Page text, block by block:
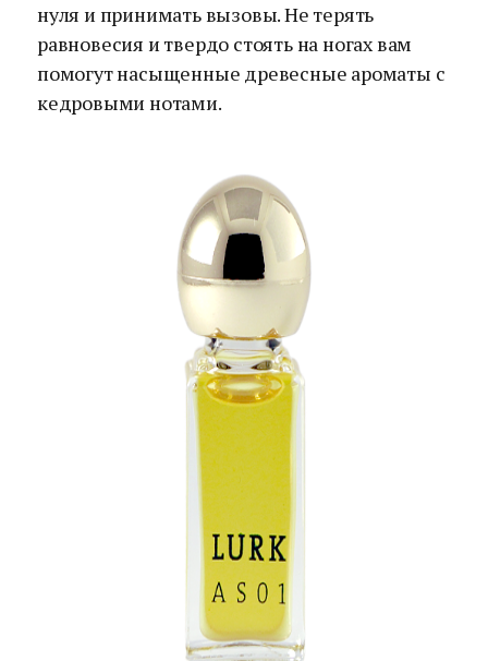
нуля и принимать вызовы. Не терять
равновесия и твердо стоять на ногах вам
помогут насыщенные древесные ароматы с
кедровыми нотами.